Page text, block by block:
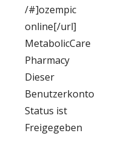
/#]ozempic
online[/url]
MetabolicCare
Pharmacy
Dieser
Benutzerkonto
Status ist
Freigegeben